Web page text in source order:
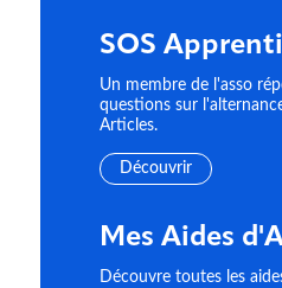
SOS
Un membre de l'asso
questions sur
Articles.
Découvrir
Mes Aides
Découvre toutes les